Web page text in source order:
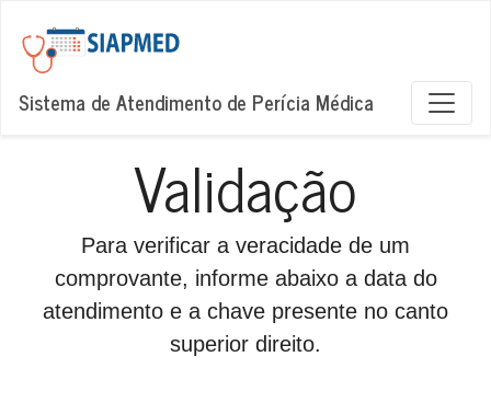
Sistema de Atendimento de Perícia Médica
Validação
Para verificar a veracidade de um
comprovante, informe abaixo a data do
atendimento e a chave presente no canto
superior direito.